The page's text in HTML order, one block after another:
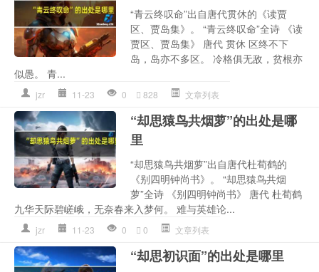
“青云终叹命”出自唐代贯休的《读贾
区、贾岛集》。 “青云终叹命”全诗 《读
贾区、贾岛集》 唐代 贯休 区终不下
岛，岛亦不多区。 冷格俱无敌，贫根亦
似愚。 青...
jzr 11-23 0 828 文章列表
“却思猿鸟共烟萝”的出处是哪
里
“却思猿鸟共烟萝”出自唐代杜荀鹤的
《别四明钟尚书》。 “却思猿鸟共烟
萝”全诗 《别四明钟尚书》 唐代 杜荀鹤
九华天际碧嵯峨，无奈春来入梦何。 难与英雄论...
jzr 11-23 0 0 文章列表
“却思初识面”的出处是哪里